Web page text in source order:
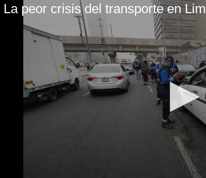
La peor crisis del transporte en